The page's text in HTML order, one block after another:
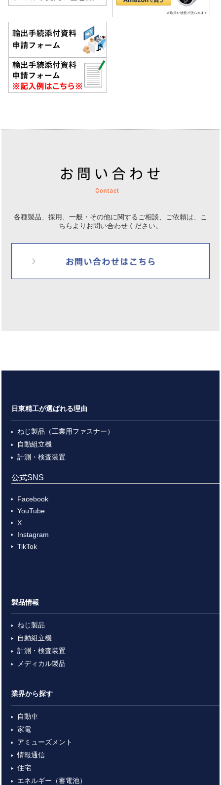
各種製品、採用、一般・その他に関するご相談、ご依頼は、
こ
ちらよりお問い合わせください。
日東精工が選ばれる理由
ねじ製品（工業用ファスナー）
自動組立機
計測・検査装置
公式SNS
Facebook
YouTube
X
Instagram
TikTok
製品情報
ねじ製品
自動組立機
計測・検査装置
メディカル製品
業界から探す
自動車
家電
アミューズメント
情報通信
住宅
エネルギー（蓄電池）